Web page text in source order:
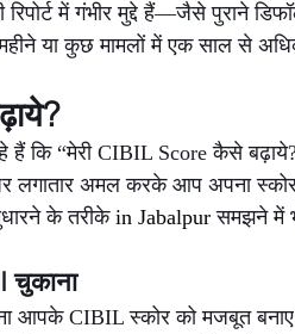
में गंभीर मुद्दे हैं—जैसे पुराने
या कुछ मामलों में एक साल से
कि “मेरी CIBIL Score कैसे
लगातार अमल करके आप अपना
के तरीके in Jabalpur समझने में
चुकाना
आपके CIBIL स्कोर को मजबूत बनाए